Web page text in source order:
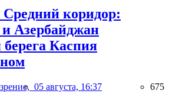
коридор:
и Азербайджан
Каспия
05 августа, 16:37 675